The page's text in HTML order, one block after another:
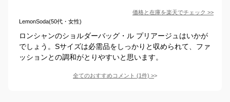
価格と在庫を楽天でチェック >>
LemonSoda(50代・女性)
ロンシャンのショルダーバッグ・ル プリアージュはいかが
でしょう。Sサイズは必需品をしっかりと収められて、ファ
ッションとの調和がとりやすいと思います。
全てのおすすめコメント (1件) >